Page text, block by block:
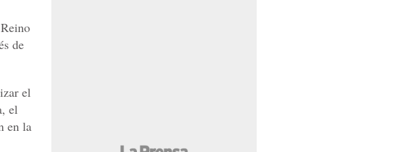
de
el
el
en la